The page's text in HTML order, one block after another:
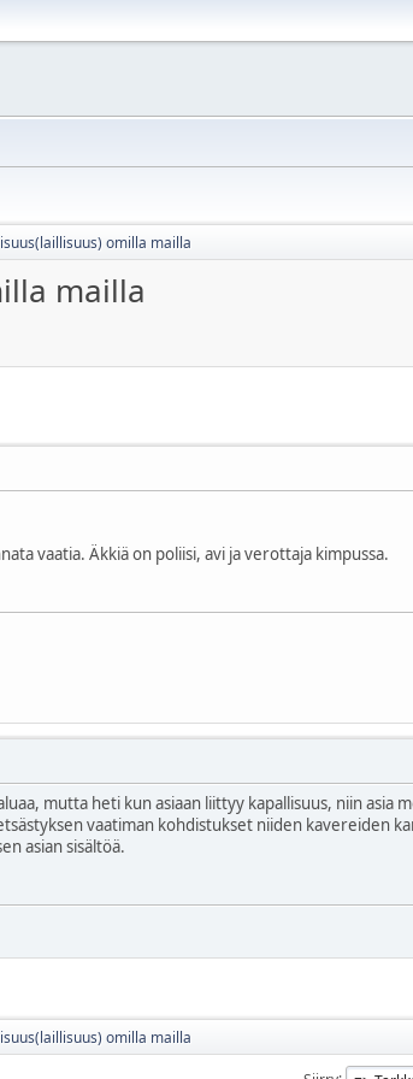
omilla mailla
mailla
vaatia. Äkkiä on poliisi, avi ja verottaja kimpussa.
mutta heti kun asiaan liittyy kapallisuus, niin asia
vaatiman kohdistukset niiden kavereiden
asian sisältöä.
omilla mailla